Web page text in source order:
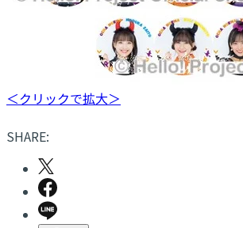
＜クリックで拡大＞
SHARE: